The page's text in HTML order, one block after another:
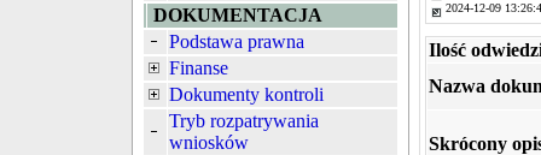
DOKUMENTACJA
Podstawa prawna
Finanse
Dokumenty kontroli
Tryb rozpatrywania
wniosków
2024-12-09
Ilość
Nazwa
Skrócony